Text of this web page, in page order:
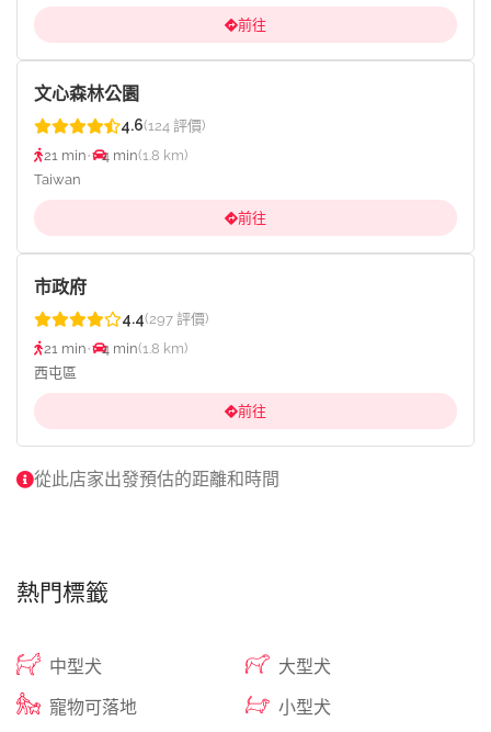
前往
文心森林公園
4.6(124 評價)
21 min• 4 min(1.8 km)
Taiwan
前往
市政府
4.4(297 評價)
21 min• 4 min(1.8 km)
西屯區
前往
從此店家出發預估的距離和時間
熱門標籤
中型犬
大型犬
寵物可落地
小型犬